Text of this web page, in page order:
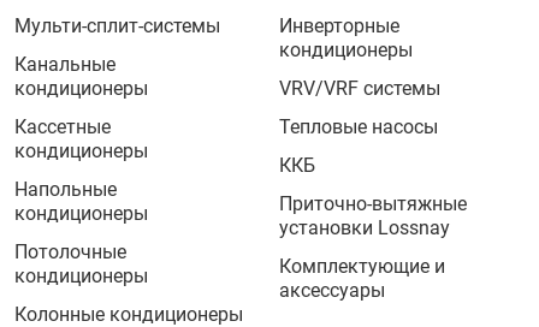
Мульти-сплит-системы
Канальные
кондиционеры
Кассетные
кондиционеры
Напольные
кондиционеры
Потолочные
кондиционеры
Колонные кондиционеры
Инверторные
кондиционеры
VRV/VRF системы
Тепловые насосы
ККБ
Приточно-вытяжные
установки Lossnay
Комплектующие и
аксессуары